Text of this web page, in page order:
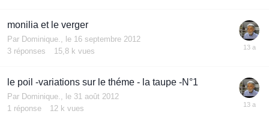
monilia et le verger
Par Dominique., le 16 septembre 2012
3 réponses 15,8 k vues
le poil -variations sur le théme - la taupe -N°1
Par Dominique., le 31 août 2012
1 réponse 12 k vues